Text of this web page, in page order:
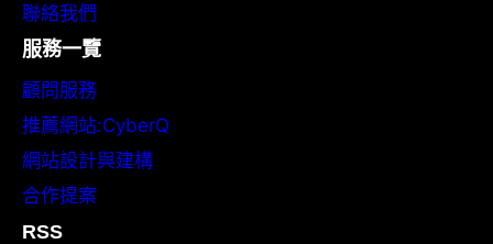
聯絡我們
服務一覽
顧問服務
推薦網站:CyberQ
網站設計與建構
合作提案
RSS